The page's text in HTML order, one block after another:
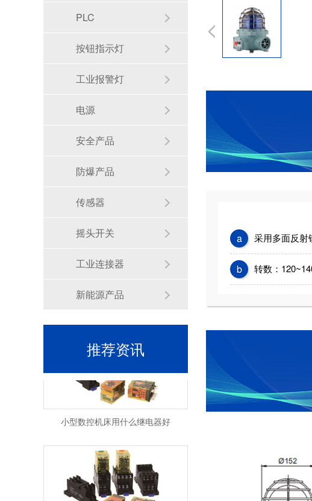
a 采用多面反射
b 转数：
PLC
按钮指示灯
工业报警灯
电源
安全产品
防爆产品
传感器
摇头开关
工业连接器
新能源产品
推荐资讯
中间继电器选型需要注意什么
如何选择好的中间继电器
小型数控机床用什么继电器好